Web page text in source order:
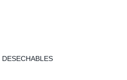
DESECHABLES